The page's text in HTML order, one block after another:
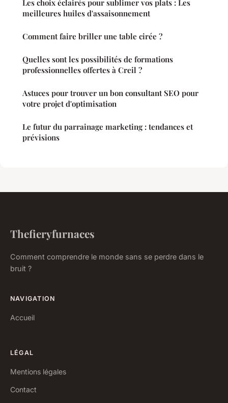
Les choix éclairés pour sublimer vos plats : Les
meilleures huiles d'assaisonnement
Comment faire briller une table cirée ?
Quelles sont les possibilités de formations
professionnelles offertes à Creil ?
Astuces pour trouver un bon consultant SEO pour
votre projet d'optimisation
Le futur du parrainage marketing : tendances et
prévisions
Thefieryfurnaces
Comment comprendre le monde sans se perdre dans le
bruit ?
NAVIGATION
Accueil
LÉGAL
Mentions légales
Contact